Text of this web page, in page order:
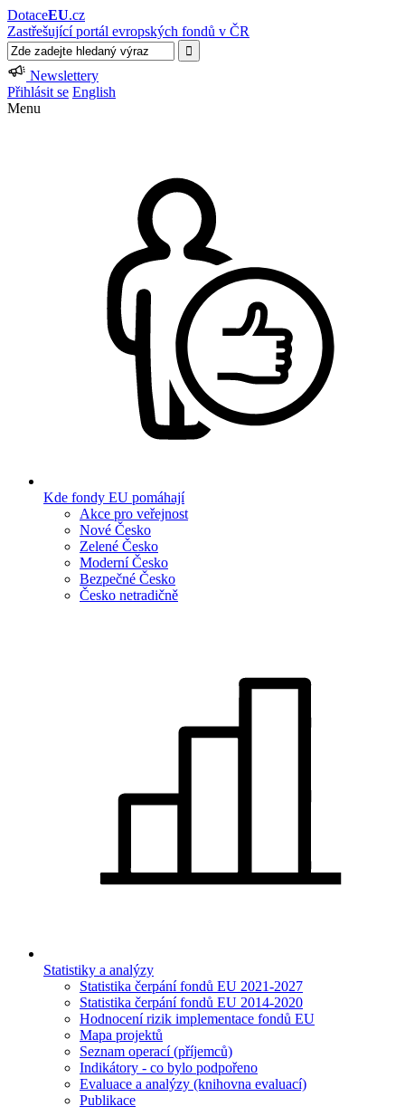
DotaceEU.cz
Zastřešující portál evropských fondů v ČR
Newslettery
Přihlásit se English
Menu
Kde fondy EU pomáhají
Akce pro veřejnost
Nové Česko
Zelené Česko
Moderní Česko
Bezpečné Česko
Česko netradičně
Statistiky a analýzy
Statistika čerpání fondů EU 2021-2027
Statistika čerpání fondů EU 2014-2020
Hodnocení rizik implementace fondů EU
Mapa projektů
Seznam operací (příjemců)
Indikátory - co bylo podpořeno
Evaluace a analýzy (knihovna evaluací)
Publikace